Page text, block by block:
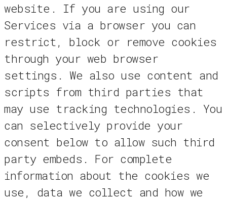
website. If you are using our
Services via a browser you can
restrict, block or remove cookies
through your web browser
settings. We also use content and
scripts from third parties that
may use tracking technologies. You
can selectively provide your
consent below to allow such third
party embeds. For complete
information about the cookies we
use, data we collect and how we